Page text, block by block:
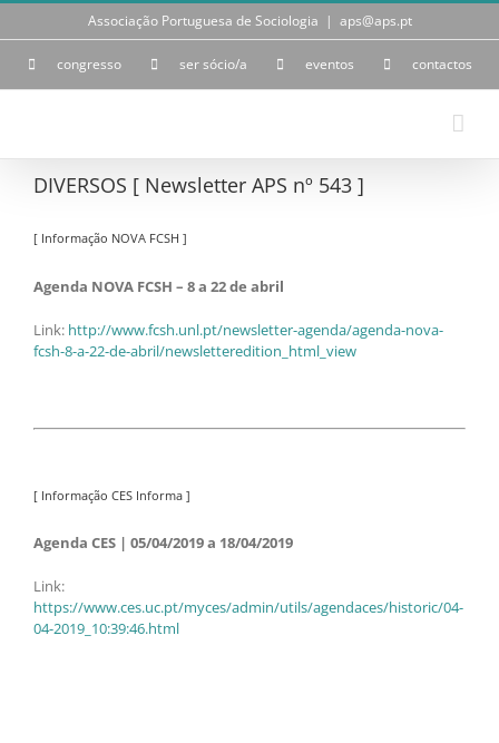
Skip
Associação Portuguesa de Sociologia | aps@aps.pt
congresso ser sócio/a eventos contactos
DIVERSOS [ Newsletter APS nº 543 ]
[ Informação NOVA FCSH ]
Agenda NOVA FCSH – 8 a 22 de abril
Link: http://www.fcsh.unl.pt/newsletter-agenda/agenda-nova-
fcsh-8-a-22-de-abril/newsletteredition_html_view
[ Informação CES Informa ]
Agenda CES | 05/04/2019 a 18/04/2019
Link:
https://www.ces.uc.pt/myces/admin/utils/agendaces/historic/04-
04-2019_10:39:46.html